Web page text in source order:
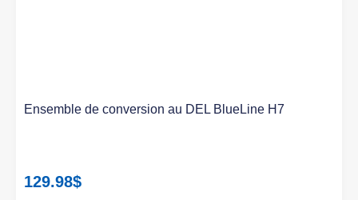
Ensemble de conversion au DEL BlueLine H7
129.98$